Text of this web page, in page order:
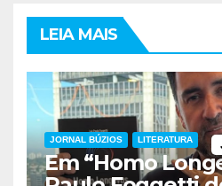
LEIA MAIS
JORNAL BÚZIOS LITERATURA
Em “Homo